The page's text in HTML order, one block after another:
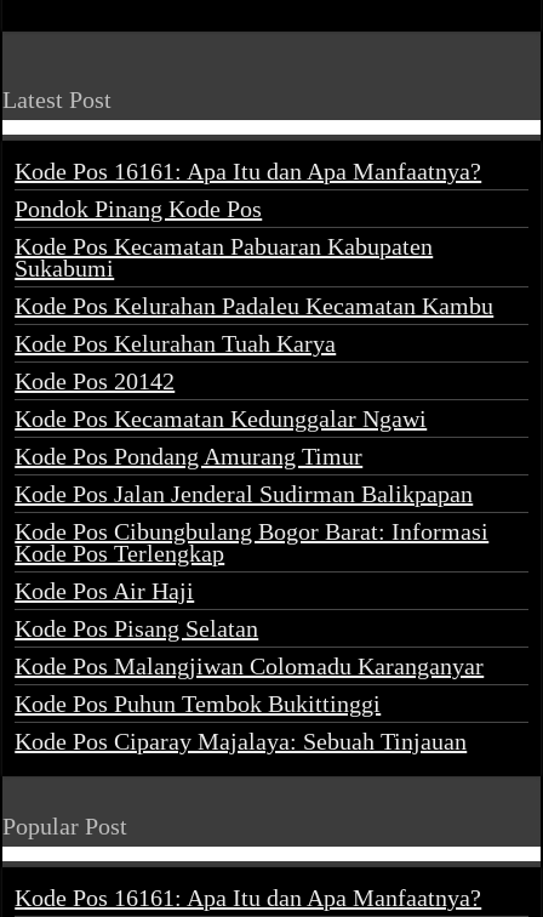
Latest Post
Kode Pos 16161: Apa Itu dan Apa Manfaatnya?
Pondok Pinang Kode Pos
Kode Pos Kecamatan Pabuaran Kabupaten
Sukabumi
Kode Pos Kelurahan Padaleu Kecamatan Kambu
Kode Pos Kelurahan Tuah Karya
Kode Pos 20142
Kode Pos Kecamatan Kedunggalar Ngawi
Kode Pos Pondang Amurang Timur
Kode Pos Jalan Jenderal Sudirman Balikpapan
Kode Pos Cibungbulang Bogor Barat: Informasi
Kode Pos Terlengkap
Kode Pos Air Haji
Kode Pos Pisang Selatan
Kode Pos Malangjiwan Colomadu Karanganyar
Kode Pos Puhun Tembok Bukittinggi
Kode Pos Ciparay Majalaya: Sebuah Tinjauan
Popular Post
Kode Pos 16161: Apa Itu dan Apa Manfaatnya?